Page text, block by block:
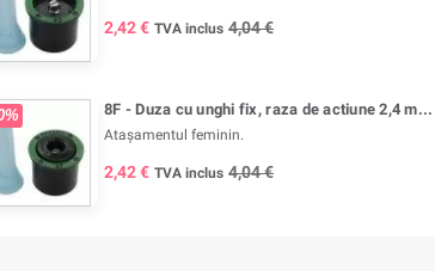
2,42 € TVA inclus 4,04 €
8F - Duza cu unghi fix, raza de actiune 2,4 m...
Atașamentul feminin.
2,42 € TVA inclus 4,04 €